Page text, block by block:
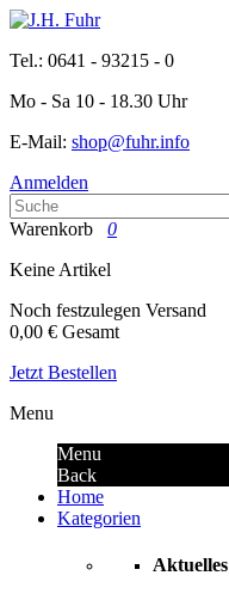
Tel.: 0641 - 93215 - 0
Mo - Sa 10 - 18.30 Uhr
E-Mail: shop@fuhr.info
Anmelden
Warenkorb
0
Keine Artikel
Noch festzulegen Versand
0,00 € Gesamt
Jetzt Bestellen
Menu
Menu
Back
Home
Kategorien
Aktuelles